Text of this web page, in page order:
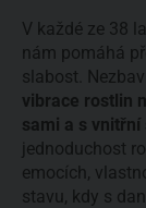
V každé ze 38
nám pomáhá
slabost.
vibrace rostlin
sami a s
jednoduchost
emocích,
stavu, kdy s